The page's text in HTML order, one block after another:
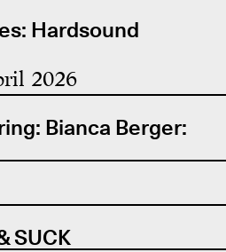
Hardsound
2026
Bianca Berger:
SUCK